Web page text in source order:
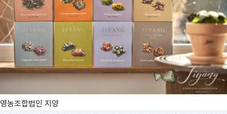
영농조합법인 지양